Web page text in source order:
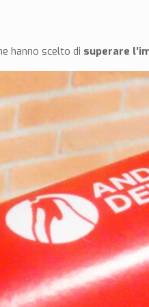
hanno scelto di superare